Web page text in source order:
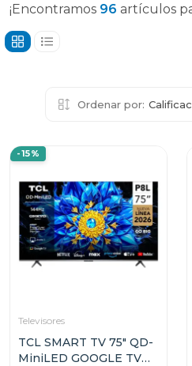
¡Encontramos 96 artículos
Ordenar por:
-15%
Televisores
TCL SMART TV 75" QD-
MiniLED GOOGLE TV